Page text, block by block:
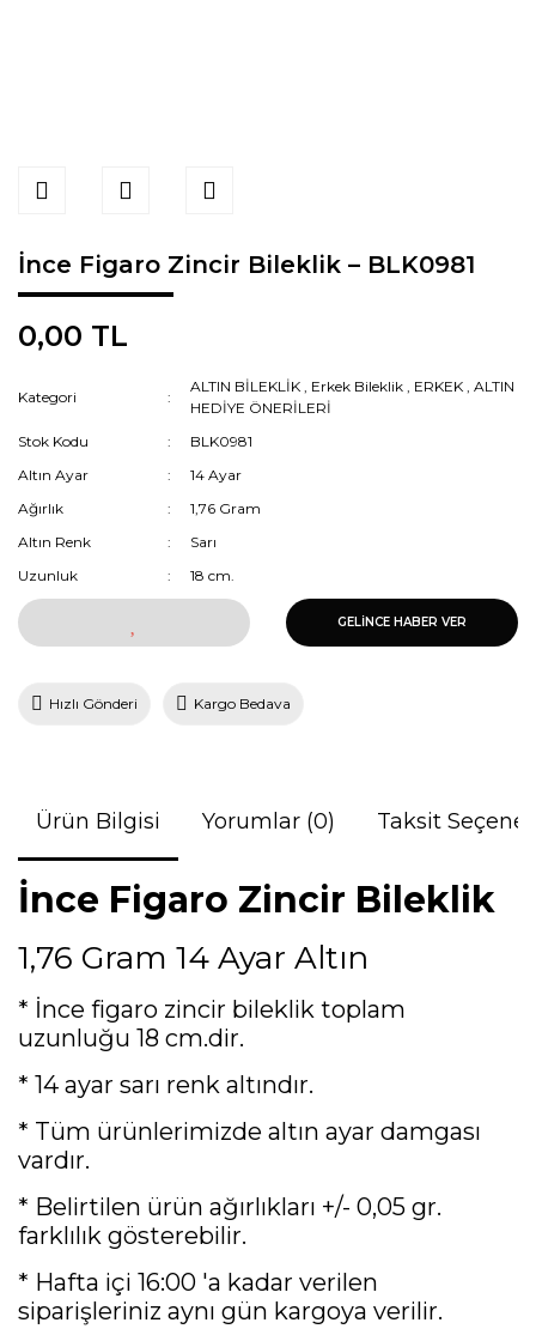
İnce Figaro Zincir Bileklik – BLK0981
0,00 TL
Kategori
ALTIN BİLEKLİK Erkek Bileklik ERKEK ,ALTIN
HEDİYE ÖNERİLERİ
Stok Kodu
BLK0981
Altın Ayar
14 Ayar
Ağırlık
1,76 Gram
Altın Renk
Sarı
Uzunluk
18 cm.
GELİNCE HABER VER
Hızlı Gönderi Kargo Bedava
Ürün Bilgisi Yorumlar (0) Taksit
İnce Figaro Zincir Bileklik
1,76 Gram 14 Ayar Altın
* İnce figaro zincir bileklik toplam
uzunluğu 18 cm.dir.
* 14 ayar sarı renk altındır.
* Tüm ürünlerimizde altın ayar damgası
vardır.
* Belirtilen ürün ağırlıkları +/- 0,05 gr.
farklılık gösterebilir.
* Hafta içi 16:00 'a kadar verilen
siparişleriniz aynı gün kargoya verilir.